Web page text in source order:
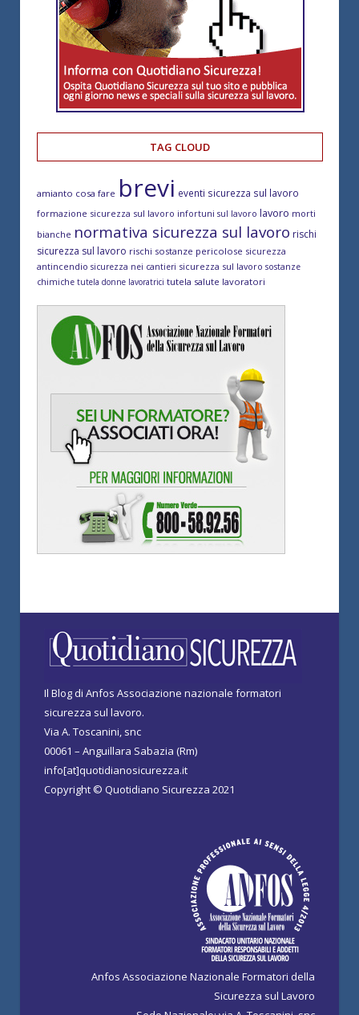
TAG CLOUD
amianto cosa fare brevi eventi sicurezza sul lavoro
formazione sicurezza sul lavoro infortuni sul lavoro lavoro morti
bianche normativa sicurezza sul lavoro rischi
sicurezza sul lavoro rischi sostanze pericolose sicurezza
antincendio sicurezza nei cantieri sicurezza sul lavoro sostanze
chimiche tutela donne lavoratrici tutela salute lavoratori
Il Blog di Anfos Associazione nazionale formatori
sicurezza sul lavoro.
Via A. Toscanini, snc
00061 – Anguillara Sabazia (Rm)
info[at]quotidianosicurezza.it
Copyright © Quotidiano Sicurezza 2021
Anfos Associazione Nazionale Formatori della
Sicurezza sul Lavoro